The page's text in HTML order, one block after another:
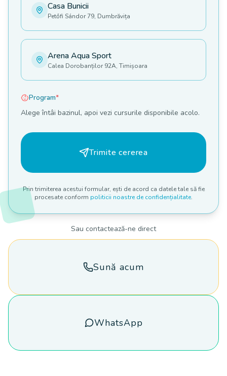
Casa Bunicii
Petőfi Sándor 79, Dumbrăvița
Arena Aqua Sport
Calea Dorobanților 92A, Timișoara
Program*
Alege întâi bazinul, apoi vezi cursurile disponibile acolo.
Trimite cererea
Prin trimiterea acestui formular, ești de acord ca datele tale să fie
procesate conform politicii noastre de confidențialitate.
Sau contactează-ne direct
Sună acum
WhatsApp